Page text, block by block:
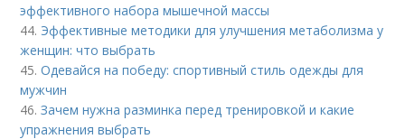
эффективного набора мышечной массы
44. Эффективные методики для улучшения метаболизма у
женщин: что выбрать
45.Одевайся на победу: спортивный стиль одежды для
мужчин
46.Зачем нужна разминка перед тренировкой и какие
упражнения выбрать